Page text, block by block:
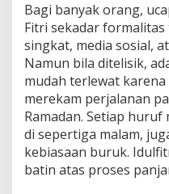
Bagi banyak orang,
Fitri sekadar
singkat, media sosial,
Namun bila ditelisik,
mudah terlewat
merekam perjalanan
Ramadan. Setiap
di sepertiga malam,
kebiasaan buruk.
batin atas proses